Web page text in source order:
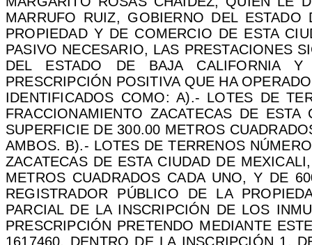
MARRUFO RUIZ, GOBIERNO DEL
PROPIEDAD Y DE COMERCIO DE ESTA
PASIVO NECESARIO, LAS PRESTACIONES
DEL ESTADO DE BAJA CALIFORNIA
PRESCRIPCIÓN POSITIVA QUE HA
IDENTIFICADOS COMO: A).- LOTES DE
FRACCIONAMIENTO ZACATECAS DE
SUPERFICIE DE 300.00 METROS
AMBOS. B).- LOTES DE TERRENOS
ZACATECAS DE ESTA CIUDAD DE
METROS CUADRADOS CADA UNO, Y DE
REGISTRADOR PÚBLICO DE LA
PARCIAL DE LA INSCRIPCIÓN DE LOS
PRESCRIPCIÓN PRETENDO MEDIANTE
1617460, DENTRO DE LA INSCRIPCIÓN 1,